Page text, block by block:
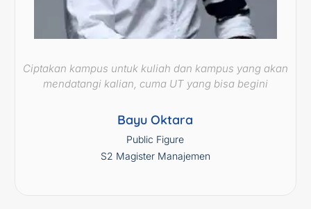
Ciptakan kampus untuk kuliah dan kampus yang akan
mendatangi kalian, cuma UT yang bisa begini
Bayu Oktara
Public Figure
S2 Magister Manajemen